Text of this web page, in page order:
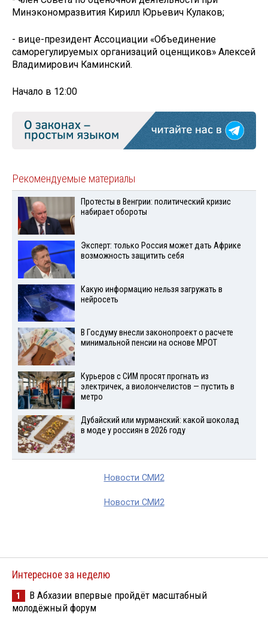
Минэкономразвития Кирилл Юрьевич Кулаков;
- вице-президент Ассоциации «Объединение
саморегулируемых организаций оценщиков» Алексей
Владимирович Каминский.
Начало в 12:00
Рекомендуемые материалы
Протесты в Венгрии: политический кризис
набирает обороты
Эксперт: только Россия может дать Африке
возможность защитить себя
Какую информацию нельзя загружать в
нейросеть
В Госдуму внесли законопроект о расчете
минимальной пенсии на основе МРОТ
Курьеров с СИМ просят прогнать из
электричек, а виолончелистов — пустить в
метро
Дубайский или мурманский: какой шоколад
в моде у россиян в 2026 году
Новости СМИ2
Новости СМИ2
Интересное за неделю
1
В Абхазии впервые пройдёт масштабный
молодёжный форум